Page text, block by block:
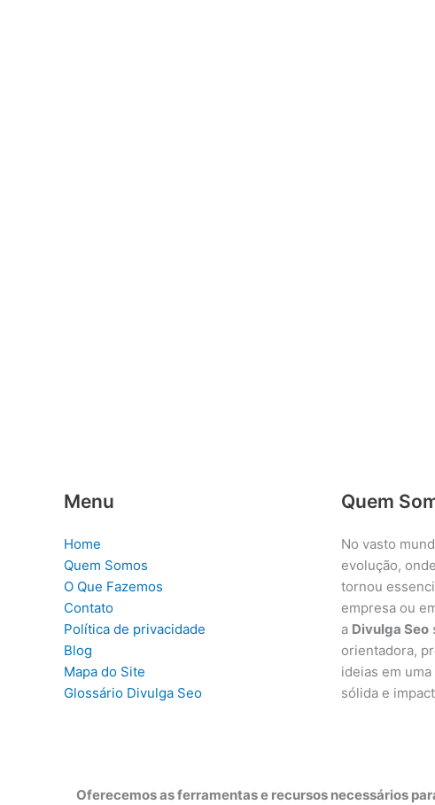
Menu
Home
Quem Somos
O Que Fazemos
Contato
Política de privacidade
Blog
Mapa do Site
Glossário Divulga Seo
Quem
No vasto
evolução,
tornou
empresa ou
a Divulga Seo
orientadora,
ideias em
sólida e
Oferecemos as ferramentas e recursos necessários